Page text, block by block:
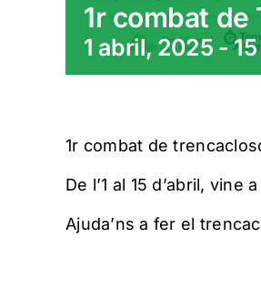
1r combat de
1 abril, 2025 -
1r combat de
De l’1 al 15 d’abril,
Ajuda’ns a fer el